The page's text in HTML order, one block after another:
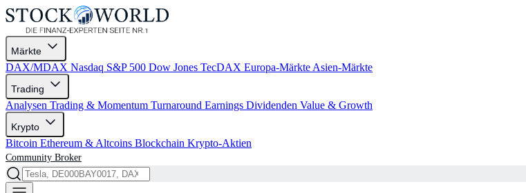
Märkte
DAX/MDAX Nasdaq S&P 500 Dow Jones TecDAX Europa-Märkte Asien-Märkte
Trading
Analysen Trading & Momentum Turnaround Earnings Dividenden Value & Growth
Krypto
Bitcoin Ethereum & Altcoins Blockchain Krypto-Aktien
Community Broker